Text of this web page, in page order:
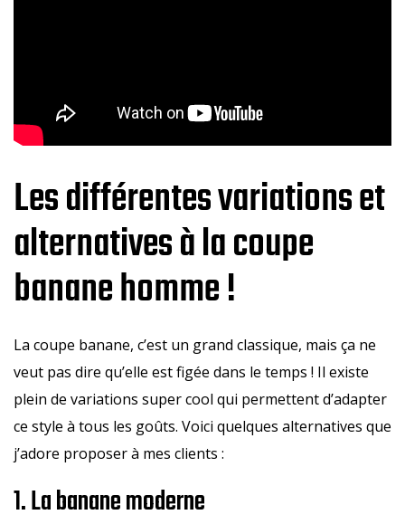
Les différentes variations et
alternatives à la coupe
banane homme !
La coupe banane, c’est un grand classique, mais ça ne
veut pas dire qu’elle est figée dans le temps ! Il existe
plein de variations super cool qui permettent d’adapter
ce style à tous les goûts. Voici quelques alternatives que
j’adore proposer à mes clients :
1. La banane moderne